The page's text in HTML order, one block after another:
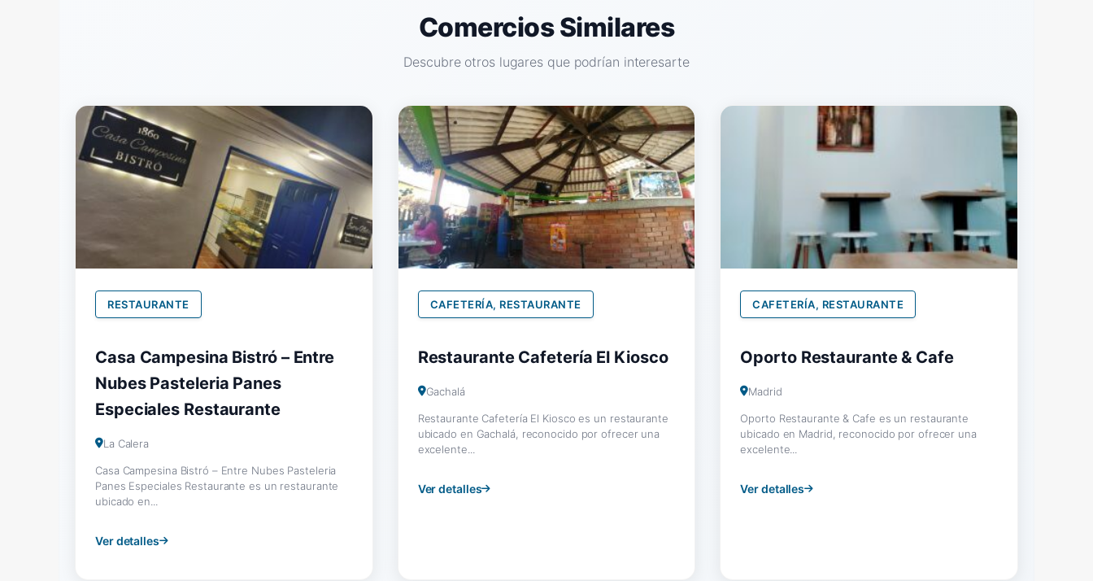
Comercios Similares
Descubre otros lugares que podrían interesarte
RESTAURANTE
Casa Campesina Bistró – Entre
Nubes Pasteleria Panes
Especiales Restaurante
La Calera
Casa Campesina Bistró – Entre Nubes Pasteleria
Panes Especiales Restaurante es un restaurante
ubicado en...
Ver detalles
CAFETERÍA, RESTAURANTE
Restaurante Cafetería El Kiosco
Gachalá
Restaurante Cafetería El Kiosco es un restaurante
ubicado en Gachalá, reconocido por ofrecer una
excelente...
Ver detalles
CAFETERÍA, RESTAURANTE
Oporto Restaurante & Cafe
Madrid
Oporto Restaurante & Cafe es un restaurante
ubicado en Madrid, reconocido por ofrecer una
excelente...
Ver detalles